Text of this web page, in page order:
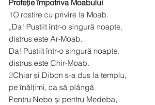
Profeție împotriva Moabului
1O rostire cu privire la Moab.
„Da! Pustiit într-o singură noapte,
distrus este Ar-Moab.
Da! Pustiit într-o singură noapte,
distrus este Chir-Moab.
2Chiar și Dibon s-a dus la templu,
pe înălțimi, ca să plângă.
Pentru Nebo și pentru Medeba,